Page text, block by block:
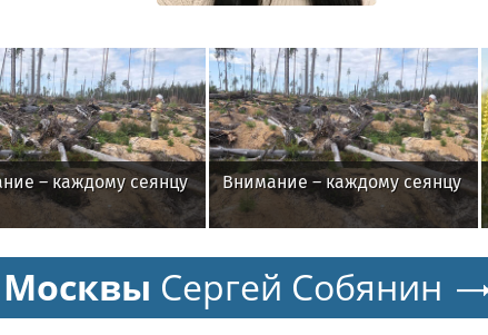
– каждому сеянцу Внимание – каждому сеянцу
Сергей Собянин